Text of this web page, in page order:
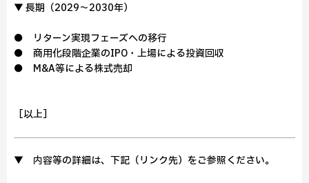
▼ 長期（2029～2030年）
● リターン実現フェーズへの移行
● 商用化段階企業のIPO・上場による投資回収
● M&A等による株式売却
［以上］
▼ 内容等の詳細は、下記（リンク先）をご参照ください。